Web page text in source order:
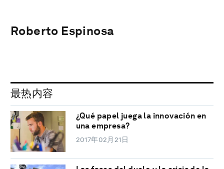
Roberto Espinosa
最热内容
¿Qué papel juega la innovación en
una empresa?
2017年02月21日